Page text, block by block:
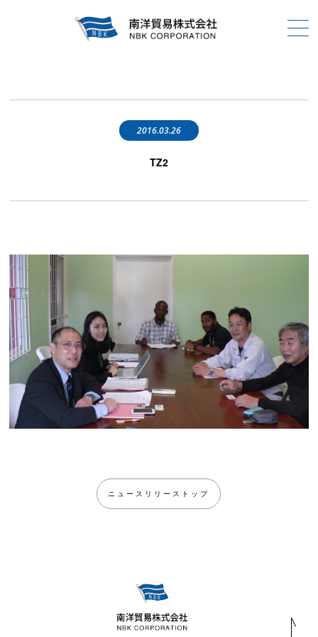
2016.03.26
TZ2
ニュースリリーストップ